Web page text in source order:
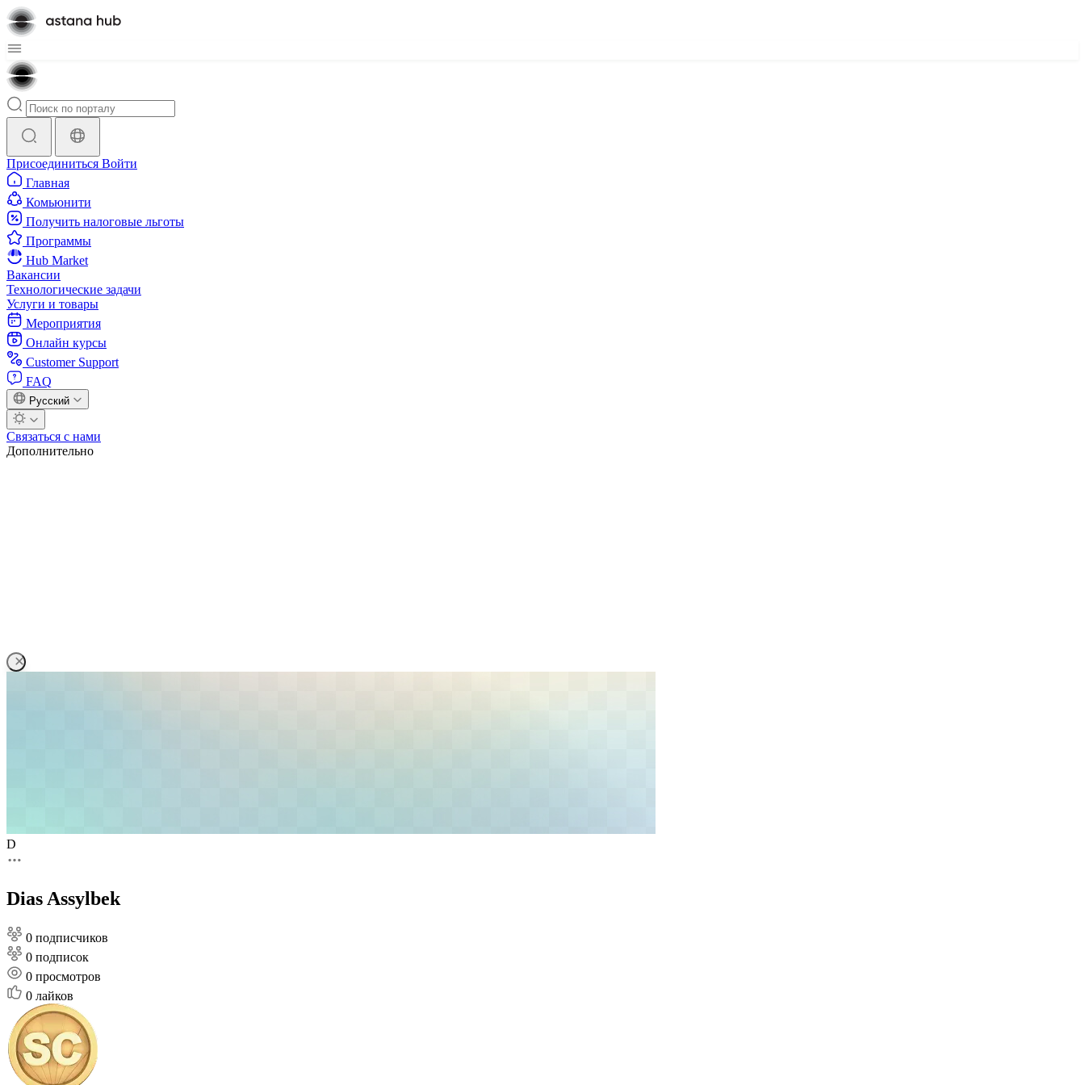
Присоединиться Войти
Главная
Комьюнити
Получить налоговые льготы
Программы
Hub Market
Вакансии
Технологические задачи
Услуги и товары
Мероприятия
Онлайн курсы
Customer Support
FAQ
Русский
Связаться с нами
Дополнительно
D
Dias Assylbek
0 подписчиков
0 подписок
0 просмотров
0 лайков